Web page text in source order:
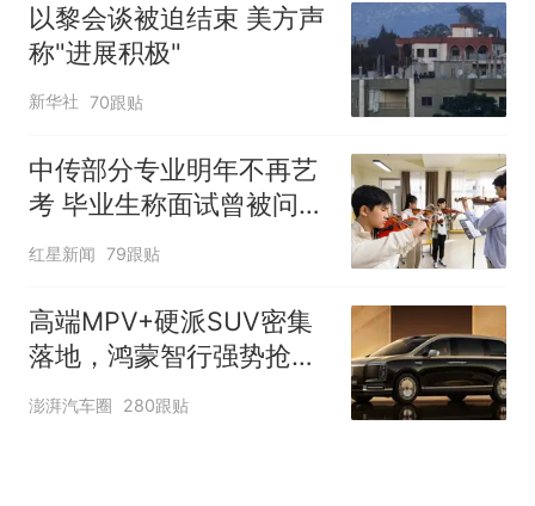
以黎会谈被迫结束 美方声
称"进展积极"
新华社 70跟贴
中传部分专业明年不再艺
考 毕业生称面试曾被问
“如何策划晚会” 专家：遏
制“艺考捷径化”
红星新闻 79跟贴
高端MPV+硬派SUV密集
落地，鸿蒙智行强势抢占
自主高端市场制高点
澎湃汽车圈 280跟贴